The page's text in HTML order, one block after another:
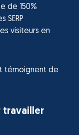
de 150%
SERP
visiteurs en
témoignent de
travailler